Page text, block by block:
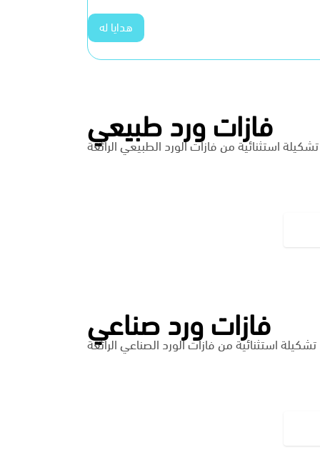
هدايا له
فازات ورد طبيعي
تشكيلة استثنائية من فازات الورد الطبيعي الرائعة
فازات ورد صناعي
تشكيلة استثنائية من فازات الورد الصناعي الرائعة